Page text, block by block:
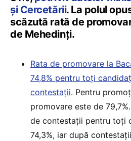
și Cercetării. La polul
scăzută rată de
de Mehedinți.
Rata de promovare la
74,8% pentru toți
contestații. Pentru
promovare este de
de contestații pentru toți
74,3%, iar după